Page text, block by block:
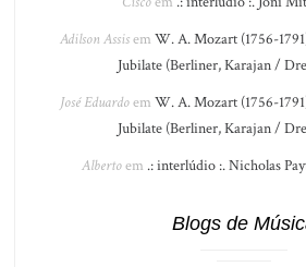
Adilson Assisem W. A. Mozart (1756-
Jubilate (Berliner, Karajan /
José Eduardoem W. A. Mozart (1756-
Jubilate (Berliner, Karajan /
Albertoem .: interlúdio :. Nicholas
Blogs de